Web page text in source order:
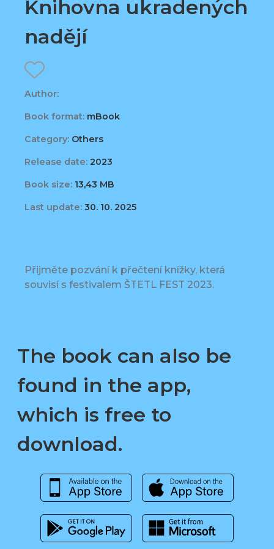
Knihovna ukradených
nadějí
Author:
Book format: mBook
Category: Others
Release date: 2023
Book size: 13,43 MB
Last update: 30. 10. 2025
Přijměte pozvání k přečtení knížky, která
souvisí s festivalem ŠTETL FEST 2023.
The book can also be
found in the app,
which is free to
download.